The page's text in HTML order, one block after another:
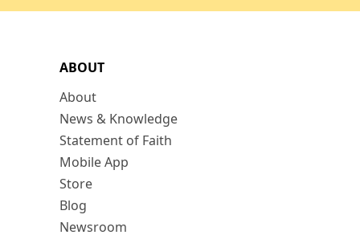
ABOUT
About
News & Knowledge
Statement of Faith
Mobile App
Store
Blog
Newsroom